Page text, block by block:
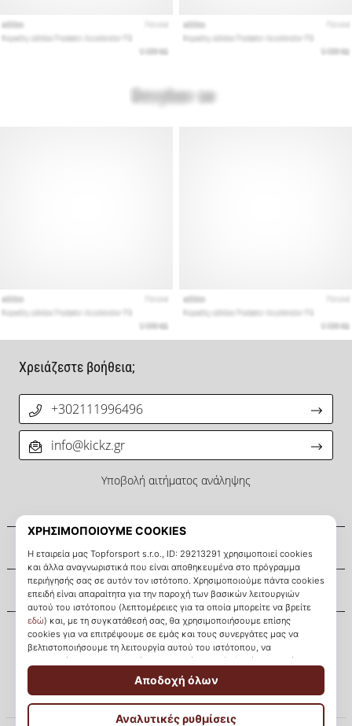
KICKZ.gr
Σχετικά μ' εμάς
Εξυπηρέτηση πελατών
Χρειάζεστε βοήθεια;
+302111996496
info@kickz.gr
Υποβολή αιτήματος ανάληψης